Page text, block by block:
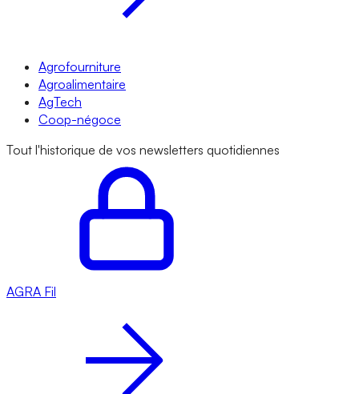
Agrofourniture
Agroalimentaire
AgTech
Coop-négoce
Tout l'historique de vos newsletters quotidiennes
AGRA Fil